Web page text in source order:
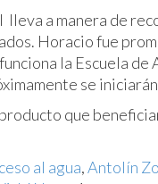
lleva a manera de
Horacio fue
la Escuela
se
que
al agua,Antolín